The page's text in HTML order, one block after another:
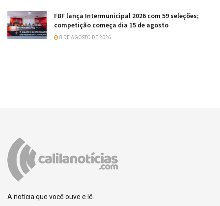
FBF lança Intermunicipal 2026 com 59 seleções;
competição começa dia 15 de agosto
8 DE AGOSTO DE 2026
A notícia que você ouve e lê.